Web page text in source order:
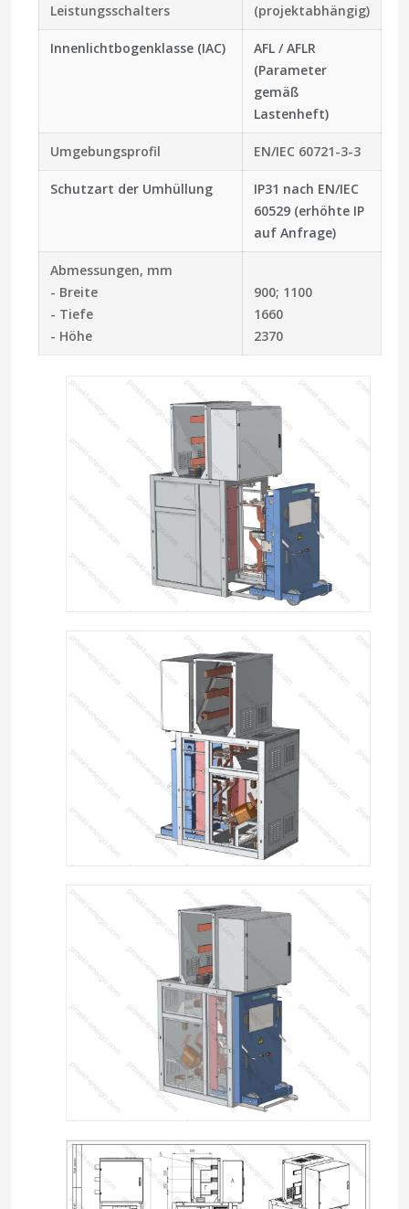
Leistungsschalters
(projektabhängig)
Innenlichtbogenklasse (IAC)
AFL / AFLR
(Parameter
gemäß
Lastenheft)
Umgebungsprofil EN/IEC 60721-3-3
Schutzart der Umhüllung
IP31 nach EN/IEC
60529 (erhöhte IP
auf Anfrage)
Abmessungen, mm
- Breite
- Tiefe
- Höhe
900; 1100
1660
2370